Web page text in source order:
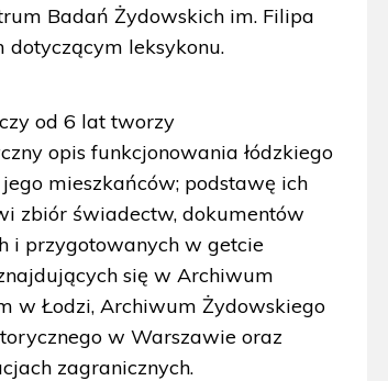
Badań Żydowskich im. Filipa
leksykonu.
od 6 lat tworzy
opis funkcjonowania łódzkiego
mieszkańców; podstawę ich
zbiór świadectw, dokumentów
i przygotowanych w getcie
się w Archiwum
w Łodzi, Archiwum Żydowskiego
w Warszawie oraz
zagranicznych.